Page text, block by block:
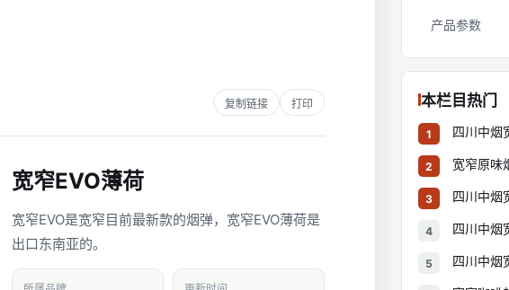
复制链接 打印
宽窄EVO薄荷
宽窄EVO是宽窄目前最新款的烟弹，宽窄EVO薄荷是
出口东南亚的。
产品参数
本栏目热门
1 四川中烟
2 宽窄原味
3 四川中烟
4 四川中烟
5 四川中烟